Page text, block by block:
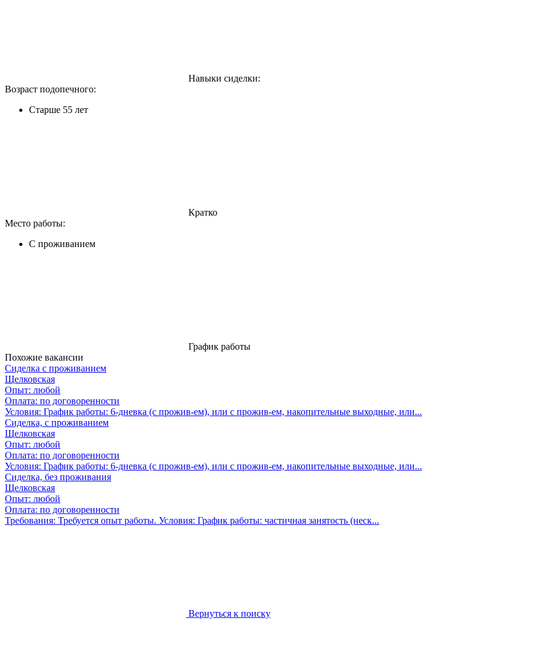
Навыки сиделки:
Возраст подопечного:
Cтарше 55 лет
Кратко
Место работы:
C проживанием
График работы
Похожие вакансии
Сиделка с проживанием
Щелковская
Опыт: любой
Оплата: по договоренности
Условия: График работы: 6-дневка (с прожив-ем), или с прожив-ем, накопительные выходные, или...
Сиделка, с проживанием
Щелковская
Опыт: любой
Оплата: по договоренности
Условия: График работы: 6-дневка (с прожив-ем), или с прожив-ем, накопительные выходные, или...
Сиделка, без проживания
Щелковская
Опыт: любой
Оплата: по договоренности
Требования: Требуется опыт работы. Условия: График работы: частичная занятость (неск...
Вернуться к поиску